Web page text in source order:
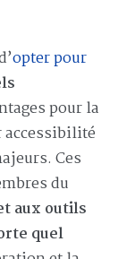
opter pour
pour la
accessibilité
Ces
du
aux outils
quel